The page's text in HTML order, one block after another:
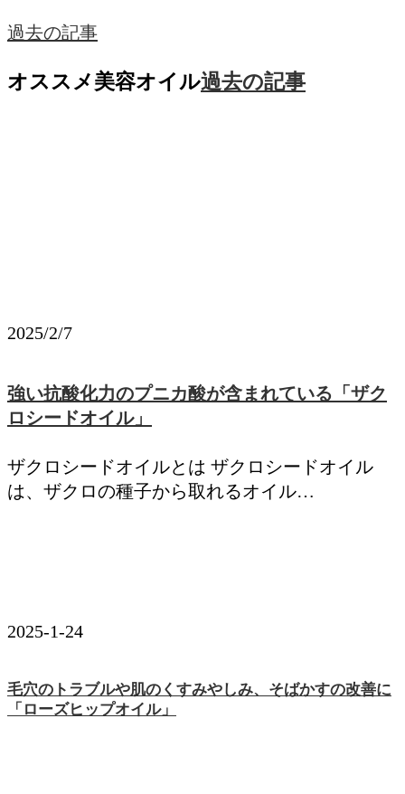
過去の記事
オススメ美容オイル過去の記事
2025/2/7
強い抗酸化力のプニカ酸が含まれている「ザク
ロシードオイル」
ザクロシードオイルとは ザクロシードオイル
は、ザクロの種子から取れるオイル…
2025-1-24
毛穴のトラブルや肌のくすみやしみ、そばかすの改善に
「ローズヒップオイル」